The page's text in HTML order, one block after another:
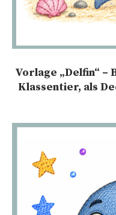
Vorlage „Delfin“
Klassentier, als